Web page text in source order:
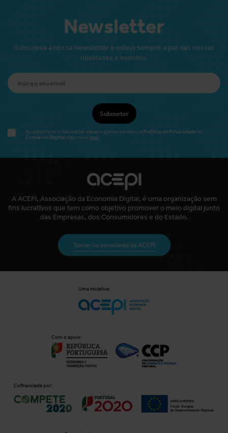
Newsletter
Subscreva a nossa Newsletter e esteja sempre a par das nossas
novidades e eventos.
Submeter
Ao subscrever a newsletter declara que leu e aceitou a Política de Privacidadedo
Comércio Digital disponível aqui.
A ACEPI, Associação da Economia Digital, é uma organização sem
fins lucrativos que tem como objetivo promover o meio digital junto
das Empresas, dos Consumidores e do Estado.
Torne-se associado da ACEPI
Uma iniciativa:
Com o apoio:
Cofinanciada por: